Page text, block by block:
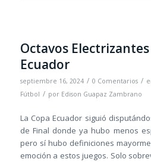
Octavos
Ecuador
septiembre 16, 2024 / 0 Comentarios /
Fútbol / por Edison Guapaz Zambrano
La Copa Ecuador siguió
de Final donde ya hubo menos
pero sí hubo definiciones
emoción a estos juegos. Solo